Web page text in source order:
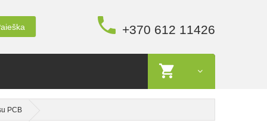
+370 612 11426
PCB